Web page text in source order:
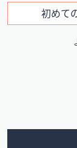
ン
初めて